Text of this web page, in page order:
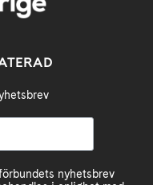
nyhetsbrev